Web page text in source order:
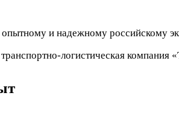
и надежному российскому
логистическая компания